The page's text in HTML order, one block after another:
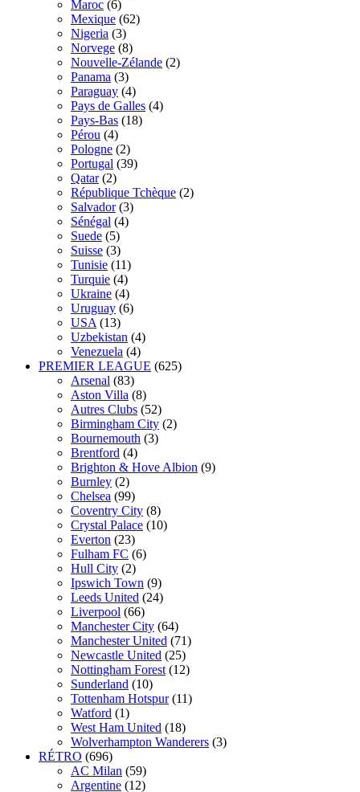
Maroc (6)
Mexique (62)
Nigeria (3)
Norvege (8)
Nouvelle-Zélande (2)
Panama (3)
Paraguay (4)
Pays de Galles (4)
Pays-Bas (18)
Pérou (4)
Pologne (2)
Portugal (39)
Qatar (2)
République Tchèque (2)
Salvador (3)
Sénégal (4)
Suede (5)
Suisse (3)
Tunisie (11)
Turquie (4)
Ukraine (4)
Uruguay (6)
USA (13)
Uzbekistan (4)
Venezuela (4)
PREMIER LEAGUE (625)
Arsenal (83)
Aston Villa (8)
Autres Clubs (52)
Birmingham City (2)
Bournemouth (3)
Brentford (4)
Brighton & Hove Albion (9)
Burnley (2)
Chelsea (99)
Coventry City (8)
Crystal Palace (10)
Everton (23)
Fulham FC (6)
Hull City (2)
Ipswich Town (9)
Leeds United (24)
Liverpool (66)
Manchester City (64)
Manchester United (71)
Newcastle United (25)
Nottingham Forest (12)
Sunderland (10)
Tottenham Hotspur (11)
Watford (1)
West Ham United (18)
Wolverhampton Wanderers (3)
RÉTRO (696)
AC Milan (59)
Argentine (12)